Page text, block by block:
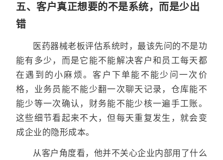
五、客户真正想要的不是系统，而是少出
错
医药器械老板评估系统时，最该先问的不是功
能有多少，而是它能不能解决客户和员工每天都
在遇到的小麻烦。客户下单能不能少问一次价
格，业务员能不能少翻一次聊天记录，仓库能不
能少等一次确认，财务能不能少核一遍手工账。
这些细节看起来不大，但每天重复发生，就会变
成企业的隐形成本。
从客户角度看，他并不关心企业内部用了什么